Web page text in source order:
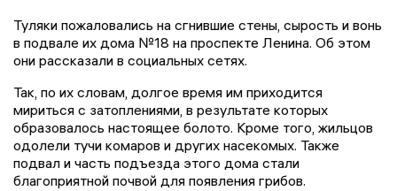
Туляки пожаловались на сгнившие стены, сырость и вонь
в подвале их дома №18 на проспекте Ленина. Об этом
они рассказали в социальных сетях.
Так, по их словам, долгое время им приходится
мириться с затоплениями, в результате которых
образовалось настоящее болото. Кроме того, жильцов
одолели тучи комаров и других насекомых. Также
подвал и часть подъезда этого дома стали
благоприятной почвой для появления грибов.